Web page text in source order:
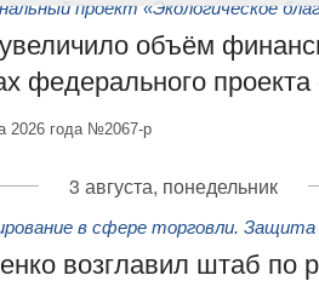
проект «Экологическое
объём
федерального
2026 года №2067-р
3 августа, понедельник
в сфере торговли.
возглавил штаб по